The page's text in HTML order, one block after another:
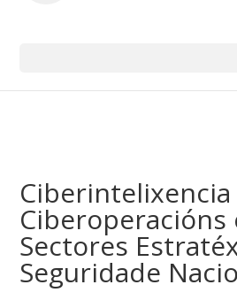
Ciberintelixencia
Ciberoperacións
Sectores
Seguridade